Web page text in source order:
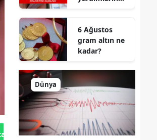
Gönder
6 Ağustos
gram altın ne
kadar?
Dünya